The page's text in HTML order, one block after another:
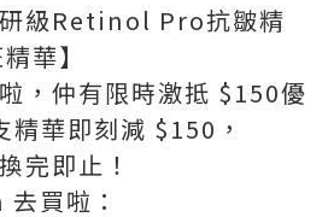
級Retinol Pro抗皺精
華】
，仲有限時激抵 $150優
華即刻減 $150，
完即止！
買啦：